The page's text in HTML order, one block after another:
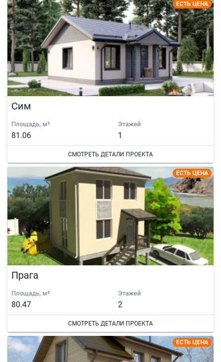
ЕСТЬ ЦЕНА
Сим
Площадь, м²
81.06
Этажей
1
СМОТРЕТЬ ДЕТАЛИ ПРОЕКТА
ЕСТЬ ЦЕНА
Прага
Площадь, м²
80.47
Этажей
2
СМОТРЕТЬ ДЕТАЛИ ПРОЕКТА
ЕСТЬ ЦЕНА